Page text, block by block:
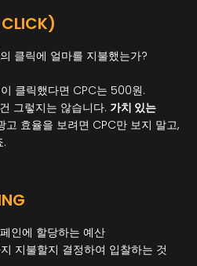
클릭에 얼마를 지불했는가?
클릭했다면 CPC는 500원.
그렇지는 않습니다. 가치 있는
고 효율을 보려면 CPC만 보지 말고,
.
인에 할당하는 예산
지불할지 결정하여 입찰하는 것